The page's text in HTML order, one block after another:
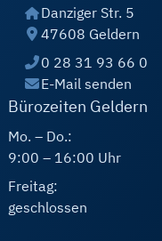
Danziger Str. 5
47608 Geldern
0 28 31 93 66 0
E-Mail senden
Bürozeiten Geldern
Mo. – Do.:
9:00 – 16:00 Uhr
Freitag:
geschlossen